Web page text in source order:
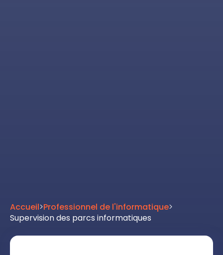
Accueil>Professionnel de l'informatique>
Supervision des parcs informatiques